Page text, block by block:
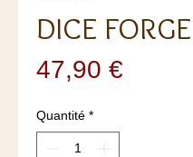
DICE FORGE
47,90 €
Quantité *